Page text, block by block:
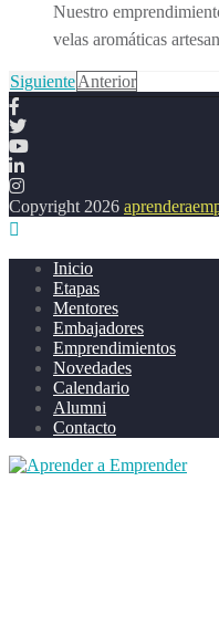
Nuestro
velas aromáticas
SiguienteAnterior
Copyright 2026
Inicio
Etapas
Mentores
Embajadores
Emprendimientos
Novedades
Calendario
Alumni
Contacto